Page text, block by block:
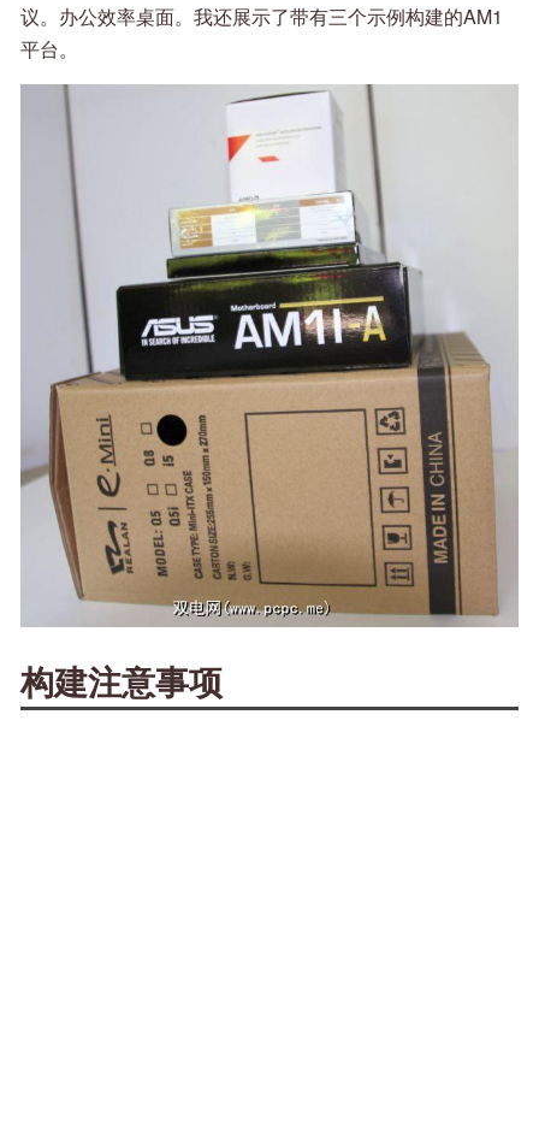
议。办公效率桌面。我还展示了带有三个示例构建的AM1
平台。
构建注意事项